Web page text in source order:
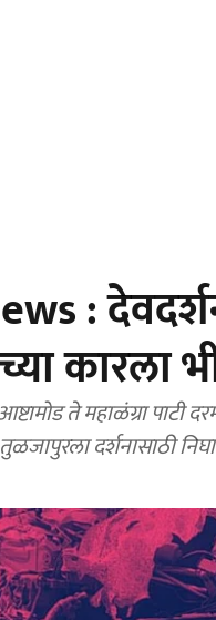
:
कारला
ते महाळंग्रा पाटी
दर्शनासाठी